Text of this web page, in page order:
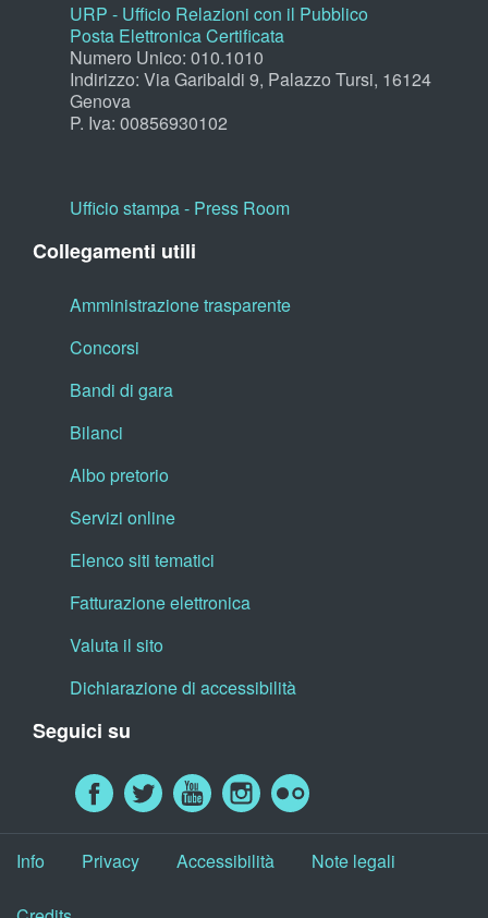
URP - Ufficio Relazioni con il Pubblico
Posta Elettronica Certificata
Numero Unico: 010.1010
Indirizzo: Via Garibaldi 9, Palazzo Tursi, 16124
Genova
P. Iva: 00856930102
Ufficio stampa - Press Room
Collegamenti utili
Amministrazione trasparente
Concorsi
Bandi di gara
Bilanci
Albo pretorio
Servizi online
Elenco siti tematici
Fatturazione elettronica
Valuta il sito
Dichiarazione di accessibilità
Seguici su
Info Privacy Accessibilità Note legali